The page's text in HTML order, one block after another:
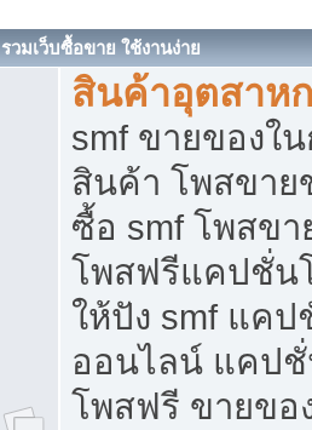
รวมเว็บซื้อขาย ใช้งานง่าย
สินค้าอุตสาห
smf ขายของใ
สินค้า โพสขาย
ซื้อ smf โพสข
โพสฟรีแคปชั่น
ให้ปัง smf แค
ออนไลน์ แคป
โพสฟรี ขายขอ